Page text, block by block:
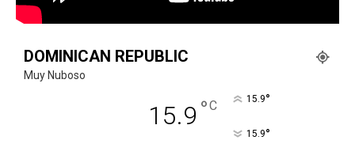
DOMINICAN REPUBLIC
Muy Nuboso
15.9 °C 15.9°
15.9°